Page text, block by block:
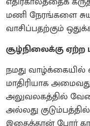
மணி நேரங்களை
வாசிப்பதற்கும்
சூழ்நிலைக்கு ஏற்ற
நமது வாழ்க்கையில்
மாதிரியாக
அலுவலகத்தில்
அல்லது